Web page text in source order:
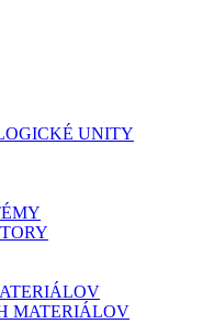
UNITY
MATERIÁLOV